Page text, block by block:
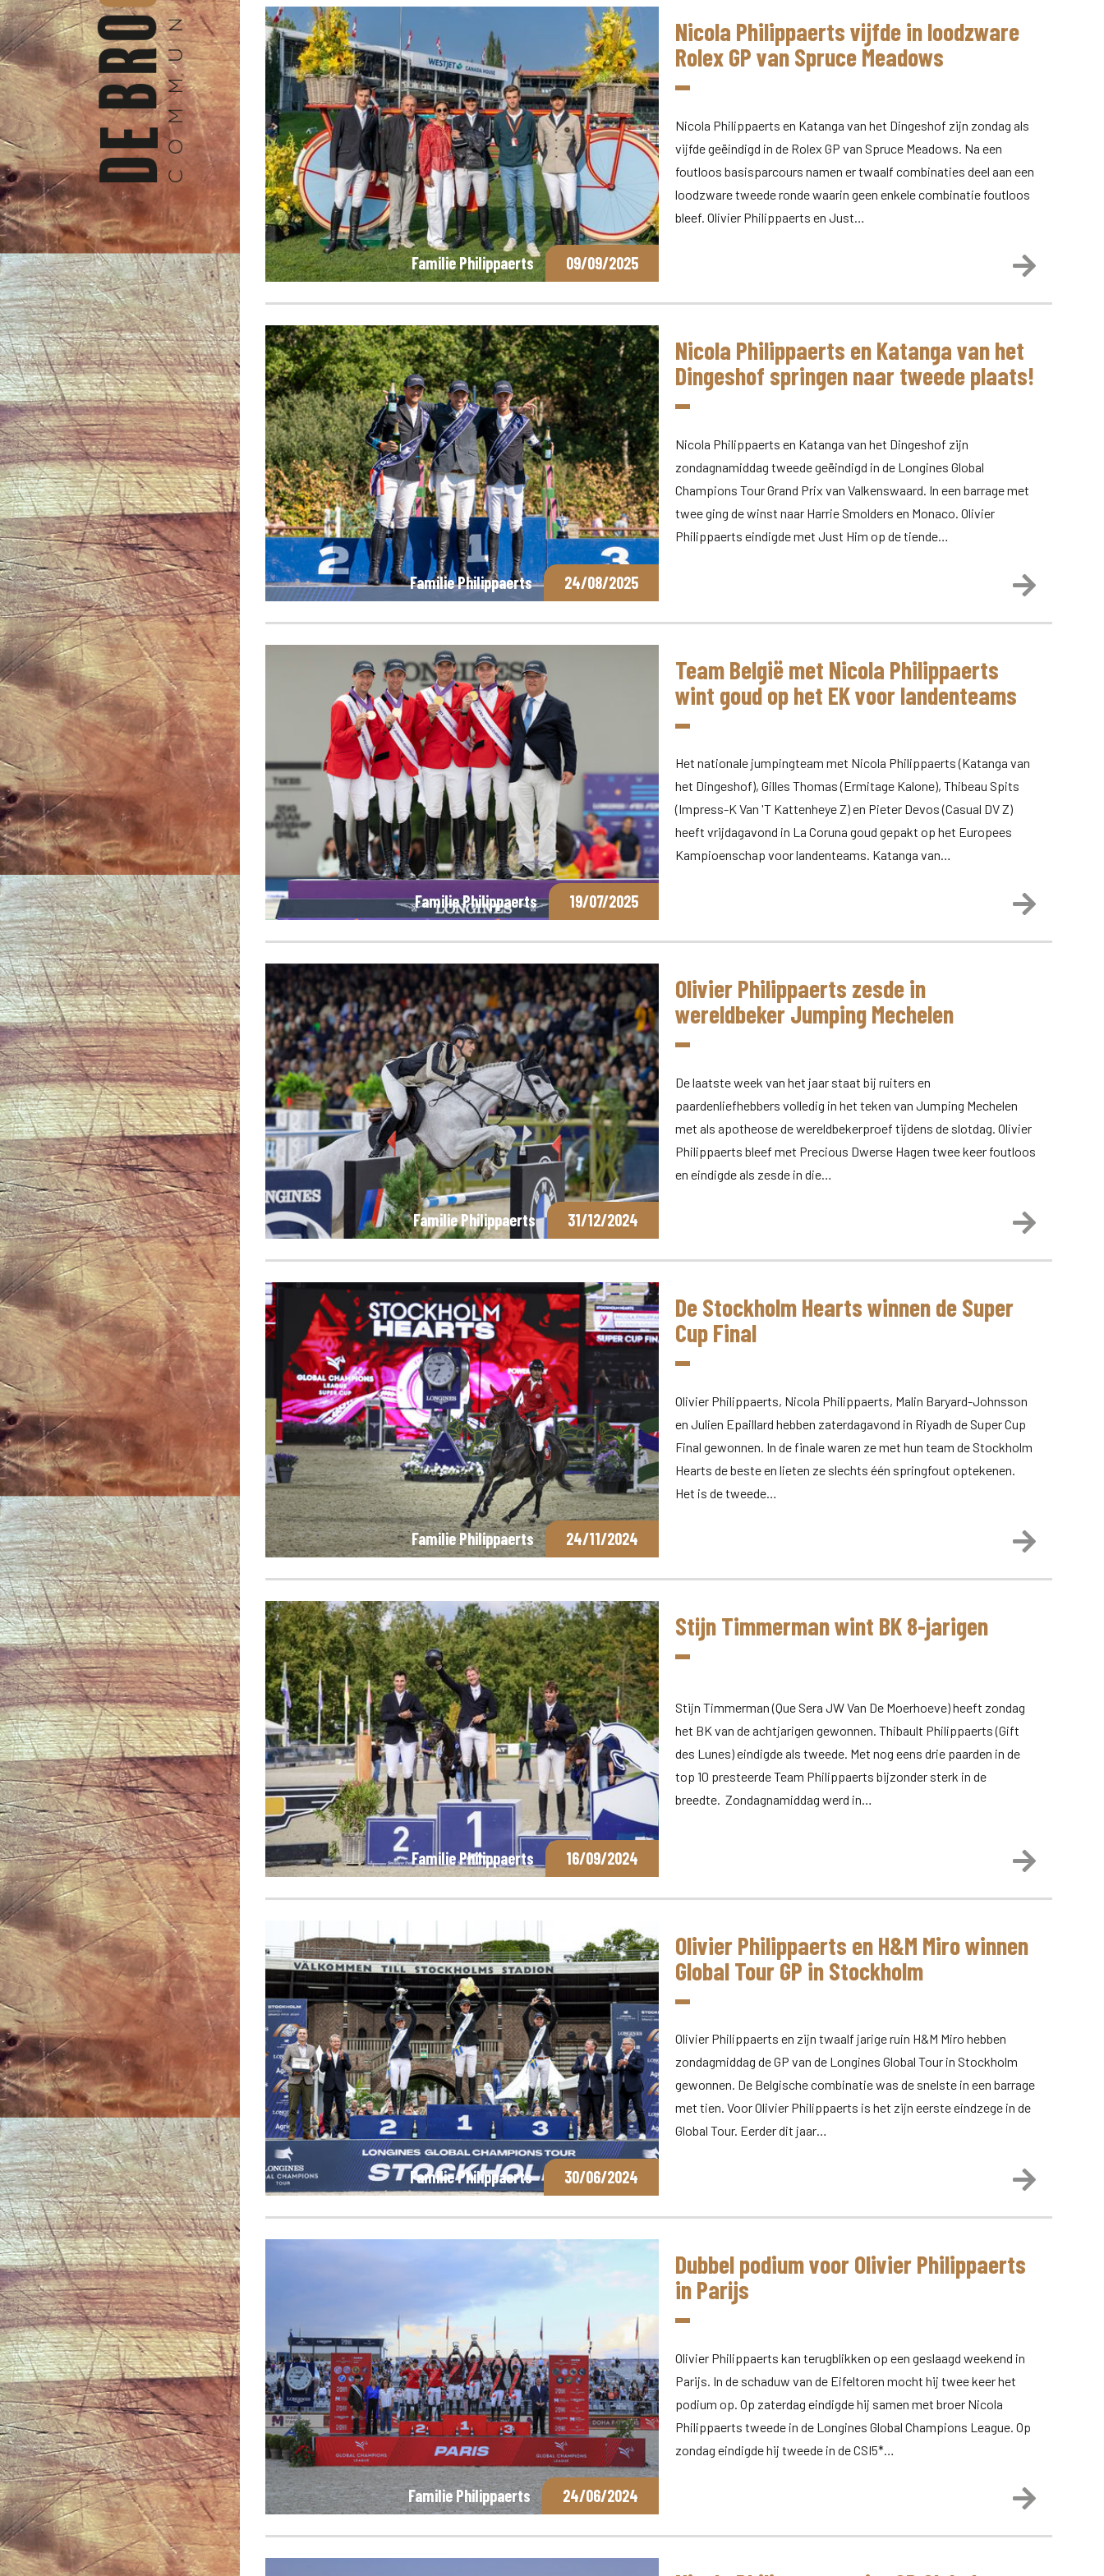
Familie Philippaerts 09/09/2025
Nicola Philippaerts vijfde in loodzware
Rolex GP van Spruce Meadows
Nicola Philippaerts en Katanga van het Dingeshof zijn zondag als
vijfde geëindigd in de Rolex GP van Spruce Meadows. Na een
foutloos basisparcours namen er twaalf combinaties deel aan een
loodzware tweede ronde waarin geen enkele combinatie foutloos
bleef. Olivier Philippaerts en Just…
Lees meer
Familie Philippaerts 24/08/2025
Nicola Philippaerts en Katanga van het
Dingeshof springen naar tweede plaats!
Nicola Philippaerts en Katanga van het Dingeshof zijn
zondagnamiddag tweede geëindigd in de Longines Global
Champions Tour Grand Prix van Valkenswaard. In een barrage met
twee ging de winst naar Harrie Smolders en Monaco. Olivier
Philippaerts eindigde met Just Him op de tiende…
Lees meer
Familie Philippaerts 19/07/2025
Team België met Nicola Philippaerts
wint goud op het EK voor landenteams
Het nationale jumpingteam met Nicola Philippaerts (Katanga van
het Dingeshof), Gilles Thomas (Ermitage Kalone), Thibeau Spits
(Impress-K Van 'T Kattenheye Z) en Pieter Devos (Casual DV Z)
heeft vrijdagavond in La Coruna goud gepakt op het Europees
Kampioenschap voor landenteams. Katanga van…
Lees meer
Familie Philippaerts 31/12/2024
Olivier Philippaerts zesde in
wereldbeker Jumping Mechelen
De laatste week van het jaar staat bij ruiters en
paardenliefhebbers volledig in het teken van Jumping Mechelen
met als apotheose de wereldbekerproef tijdens de slotdag. Olivier
Philippaerts bleef met Precious Dwerse Hagen twee keer foutloos
en eindigde als zesde in die…
Lees meer
Familie Philippaerts 24/11/2024
De Stockholm Hearts winnen de Super
Cup Final
Olivier Philippaerts, Nicola Philippaerts, Malin Baryard-Johnsson
en Julien Epaillard hebben zaterdagavond in Riyadh de Super Cup
Final gewonnen. In de finale waren ze met hun team de Stockholm
Hearts de beste en lieten ze slechts één springfout optekenen.
Het is de tweede…
Lees meer
Familie Philippaerts 16/09/2024
Stijn Timmerman wint BK 8-jarigen
Stijn Timmerman (Que Sera JW Van De Moerhoeve) heeft zondag
het BK van de achtjarigen gewonnen. Thibault Philippaerts (Gift
des Lunes) eindigde als tweede. Met nog eens drie paarden in de
top 10 presteerde Team Philippaerts bijzonder sterk in de
breedte. Zondagnamiddag werd in…
Lees meer
Familie Philippaerts 30/06/2024
Olivier Philippaerts en H&M Miro winnen
Global Tour GP in Stockholm
Olivier Philippaerts en zijn twaalf jarige ruin H&M Miro hebben
zondagmiddag de GP van de Longines Global Tour in Stockholm
gewonnen. De Belgische combinatie was de snelste in een barrage
met tien. Voor Olivier Philippaerts is het zijn eerste eindzege in de
Global Tour. Eerder dit jaar…
Lees meer
Familie Philippaerts 24/06/2024
Dubbel podium voor Olivier Philippaerts
in Parijs
Olivier Philippaerts kan terugblikken op een geslaagd weekend in
Parijs. In de schaduw van de Eifeltoren mocht hij twee keer het
podium op. Op zaterdag eindigde hij samen met broer Nicola
Philippaerts tweede in de Longines Global Champions League. Op
zondag eindigde hij tweede in de CSI5*…
Lees meer